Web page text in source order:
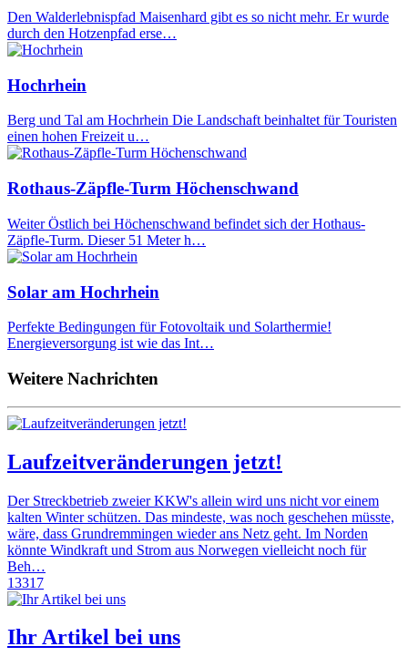
Den Walderlebnispfad Maisenhard gibt es so nicht mehr. Er wurde
durch den Hotzenpfad erse…
Hochrhein
Berg und Tal am Hochrhein Die Landschaft beinhaltet für Touristen
einen hohen Freizeit u…
Rothaus-Zäpfle-Turm Höchenschwand
Weiter Östlich bei Höchenschwand befindet sich der Hothaus-
Zäpfle-Turm. Dieser 51 Meter h…
Solar am Hochrhein
Perfekte Bedingungen für Fotovoltaik und Solarthermie!
Energieversorgung ist wie das Int…
Weitere Nachrichten
Laufzeitveränderungen jetzt!
Der Streckbetrieb zweier KKW's allein wird uns nicht vor einem
kalten Winter schützen. Das mindeste, was noch geschehen müsste,
wäre, dass Grundremmingen wieder ans Netz geht. Im Norden
könnte Windkraft und Strom aus Norwegen vielleicht noch für
Beh…
13317
Ihr Artikel bei uns